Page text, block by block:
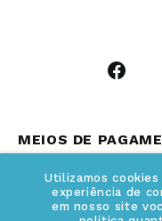
Utilizamos
experiência de
em nosso site
MEIOS DE